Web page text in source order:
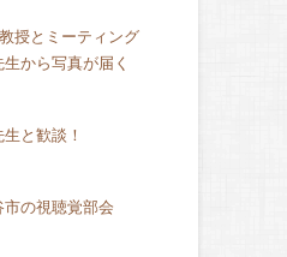
授とミーティング
生から写真が届く
と歓談！
市の視聴覚部会